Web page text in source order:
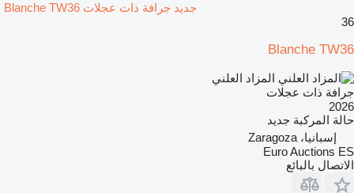
جديد جرافة ذات عجلات Blanche TW36
36
Blanche TW36
المزاد العلني
جرافة ذات عجلات
2026
حالة المركبة جديد
إسبانيا، Zaragoza
Euro Auctions ES
الاتصال بالبائع